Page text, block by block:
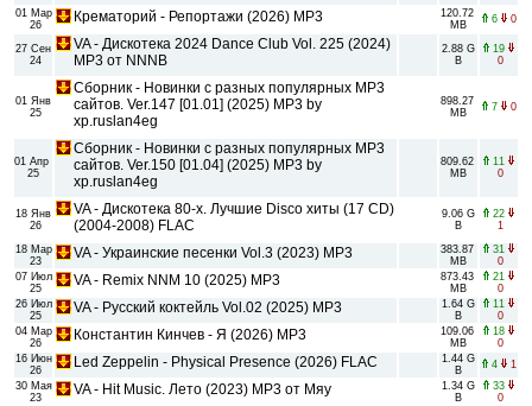
01 Мар
26
Крематорий - Репортажи (2026) MP3
120.72
MB
6 0
27 Сен
24
VA - Дискотека 2024 Dance Club Vol. 225 (2024)
MP3 от NNNB
2.88 G
B
19
0
01 Янв
25
Сборник - Новинки с разных популярных MP3
сайтов. Ver.147 [01.01] (2025) MP3 by
xp.ruslan4eg
898.27
MB
7 0
01 Апр
25
Сборник - Новинки с разных популярных MP3
сайтов. Ver.150 [01.04] (2025) MP3 by
xp.ruslan4eg
809.62
MB
11
0
18 Янв
26
VA - Дискотека 80-х. Лучшие Disco хиты (17 CD)
(2004-2008) FLAC
9.06 G
B
22
1
18 Мар
23
VA - Украинские песенки Vol.3 (2023) MP3
383.87
MB
31
0
07 Июл
25
VA - Remix NNM 10 (2025) MP3
873.43
MB
21
0
26 Июл
25
VA - Русский коктейль Vol.02 (2025) MP3
1.64 G
B
11
0
04 Мар
26
Константин Кинчев - Я (2026) MP3
109.06
MB
18
0
16 Июн
26
Led Zeppelin - Physical Presence (2026) FLAC
1.44 G
B
4
1
30 Мая
23
VA - Hit Music. Лето (2023) MP3 от Мяу
1.34 G
B
33
0